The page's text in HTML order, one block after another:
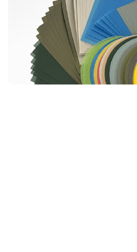
的PC、APC、UPC等研磨夹具组成。